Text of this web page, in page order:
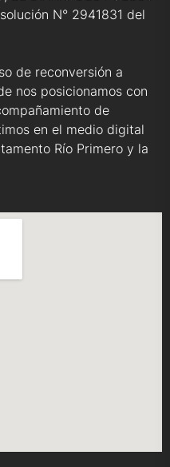
N° 2941831 del
de reconversión a
nos posicionamos con
de
en el medio digital
Río Primero y la